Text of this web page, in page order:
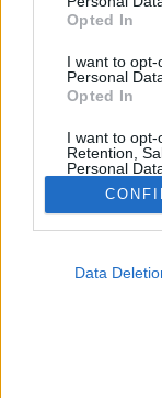
Opted In
I want to
Personal
Opted In
I want to opt-
Retention,
Personal
Purposes for
Opted Out
I want to
Data